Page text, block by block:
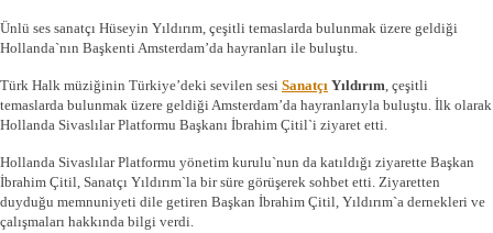
Ünlü ses sanatçı Hüseyin Yıldırım, çeşitli temaslarda bulunmak üzere geldiği
Hollanda`nın Başkenti Amsterdam’da hayranları ile buluştu.
Türk Halk müziğinin Türkiye’deki sevilen sesi Sanatçı Yıldırım, çeşitli
temaslarda bulunmak üzere geldiği Amsterdam’da hayranlarıyla buluştu. İlk olarak
Hollanda Sivaslılar Platformu Başkanı İbrahim Çitil`i ziyaret etti.
Hollanda Sivaslılar Platformu yönetim kurulu`nun da katıldığı ziyarette Başkan
İbrahim Çitil, Sanatçı Yıldırım`la bir süre görüşerek sohbet etti. Ziyaretten
duyduğu memnuniyeti dile getiren Başkan İbrahim Çitil, Yıldırım`a dernekleri ve
çalışmaları hakkında bilgi verdi.